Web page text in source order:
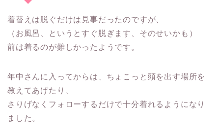
着替えは脱ぐだけは見事だったのですが、
（お風呂、というとすぐ脱ぎます、そのせいかも）
前は着るのが難しかった ようです。
年中さんに入ってからは、ちょこっと頭を出す場所を
教えてあげたり、
さりげなくフォローするだけで十分着れるようになり
ました。